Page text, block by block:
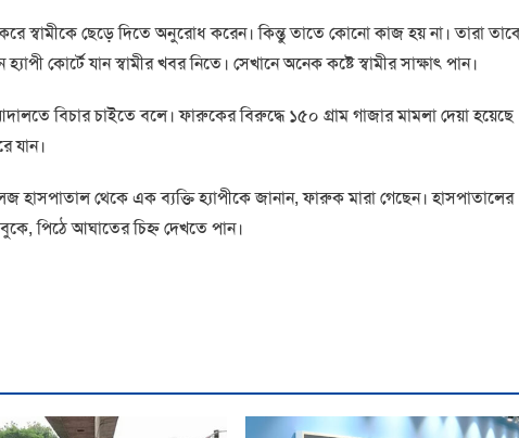
স্বামীকে ছেড়ে দিতে অনুরোধ করেন। কিন্তু তাতে কোনো কাজ হয় না। তারা
কোর্টে যান স্বামীর খবর নিতে। সেখানে অনেক কষ্টে স্বামীর সাক্ষাৎ পান।
বিচার চাইতে বলে। ফারুকের বিরুদ্ধে ১৫০ গ্রাম গাজার মামলা দেয়া হয়েছে
যান।
হাসপাতাল থেকে এক ব্যক্তি হ্যাপীকে জানান, ফারুক মারা গেছেন। হাসপাতালের
পিঠে আঘাতের চিহ্ন দেখতে পান।